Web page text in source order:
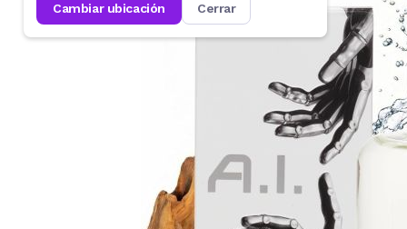
cambiar ubicación cerrar